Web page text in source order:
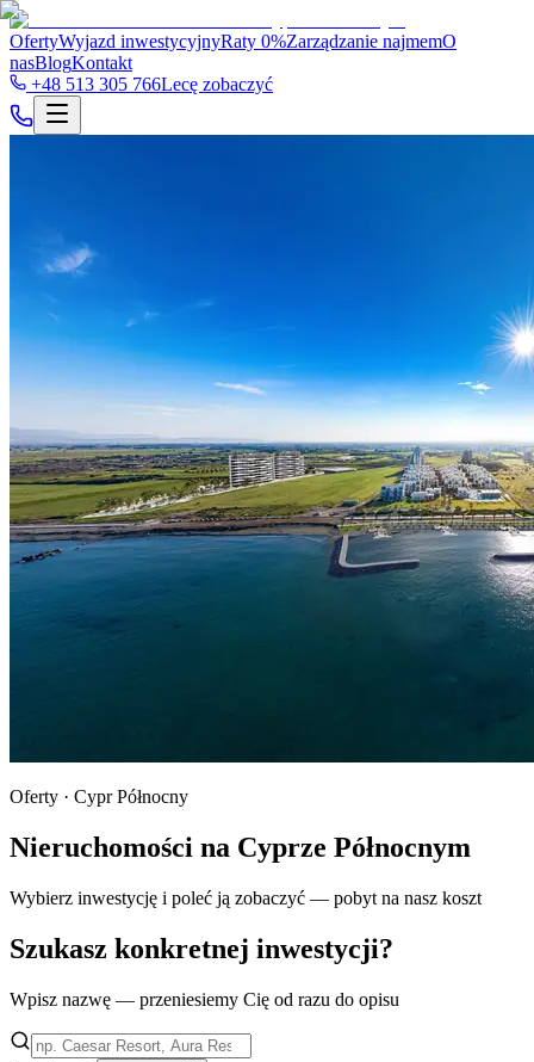
OfertyWyjazd inwestycyjnyRaty 0%Zarządzanie najmemO
nasBlogKontakt
+48 513 305 766Lecę zobaczyć
Oferty · Cypr Północny
Nieruchomości na Cyprze Północnym
Wybierz inwestycję i poleć ją zobaczyć — pobyt na nasz koszt
Szukasz konkretnej inwestycji?
Wpisz nazwę — przeniesiemy Cię od razu do opisu